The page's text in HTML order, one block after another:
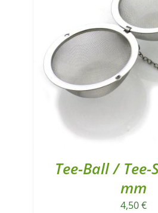
Tee-Ball / Tee-
mm
4,50€